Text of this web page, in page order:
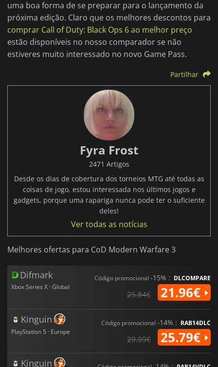
uma boa forma de se preparar para o lançamento da
próxima edição. Claro que os melhores descontos para
comprar Call of Duty: Black Ops 6 ao melhor preço
estão disponíveis no nosso comparador se não
estiveres muito interessado no novo Game Pass.
Partilhar
Fyra Frost
2471 Artigos
Desde os dias de cobertura dos torneios MTG até todas as
coisas de jogo, estou interessada nos últimos jogos e
gadgets, porque uma rapariga nunca pode ter o suficiente
deles!
Ver todas as notícias
Melhores ofertas para CoD Modern Warfare 3
Difmark
Xbox Series X · Global
Código promocional -15% : DLCOMPARE
25.84€ 21.96€
Kinguin
PlayStation 5 · Europe
Código promocional -14% : RAB14DLC
29.99€ 25.79€
Kinguin